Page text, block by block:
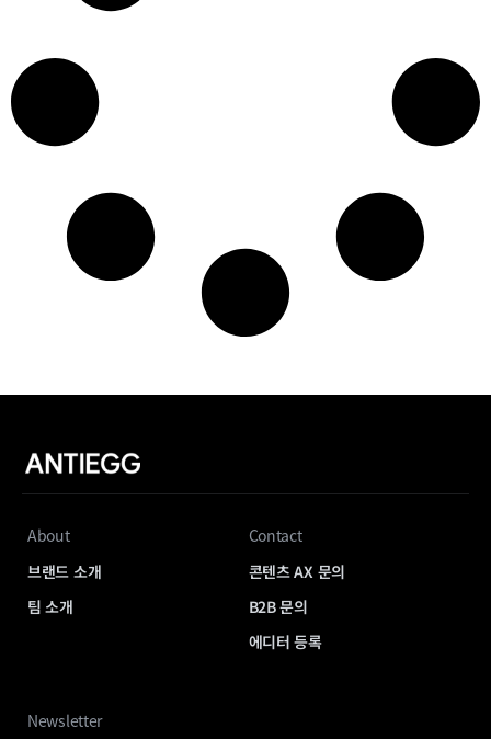
About
브랜드 소개
팀 소개
Contact
콘텐츠 AX 문의
B2B 문의
에디터 등록
Newsletter